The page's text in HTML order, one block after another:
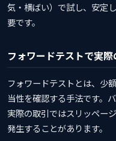
気・横ばい）で試し、安定
要です。
フォワードテストで実
フォワードテストとは、少
当性を確認する手法です。
実際の取引ではスリッペー
発生することがあります。